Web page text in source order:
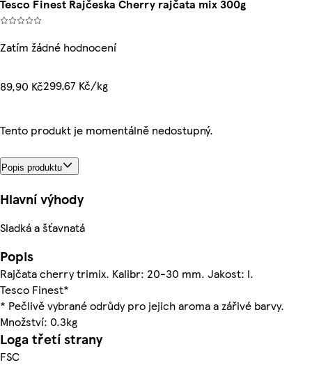
Tesco Finest Rajčeska Cherry rajčata mix 300g
Zatím žádné hodnocení
89,90 Kč299,67 Kč/kg
Tento produkt je momentálně nedostupný.
Popis produktu
Hlavní výhody
Sladká a šťavnatá
Popis
Rajčata cherry trimix. Kalibr: 20-30 mm. Jakost: I.
Tesco Finest*
* Pečlivě vybrané odrůdy pro jejich aroma a zářivé barvy.
Množství: 0.3kg
Loga třetí strany
FSC